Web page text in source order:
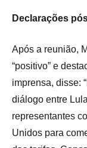
Declarações
Após a reunião,
“positivo” e
imprensa, disse:
diálogo entre
representantes
Unidos para